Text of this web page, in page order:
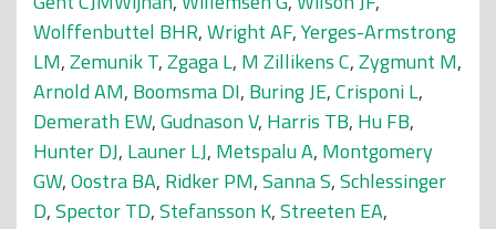
Wolffenbuttel BHR,Wright AF,Yerges-Armstrong
LM,Zemunik T,Zgaga L, M Zillikens C,Zygmunt M,
Arnold AM, Boomsma DI, Buring JE,Crisponi L,
Demerath EW,Gudnason V, Harris TB, Hu FB,
Hunter DJ, Launer LJ, Metspalu A, Montgomery
GW,Oostra BA, Ridker PM,Sanna S,Schlessinger
D,Spector TD,Stefansson K,Streeten EA,